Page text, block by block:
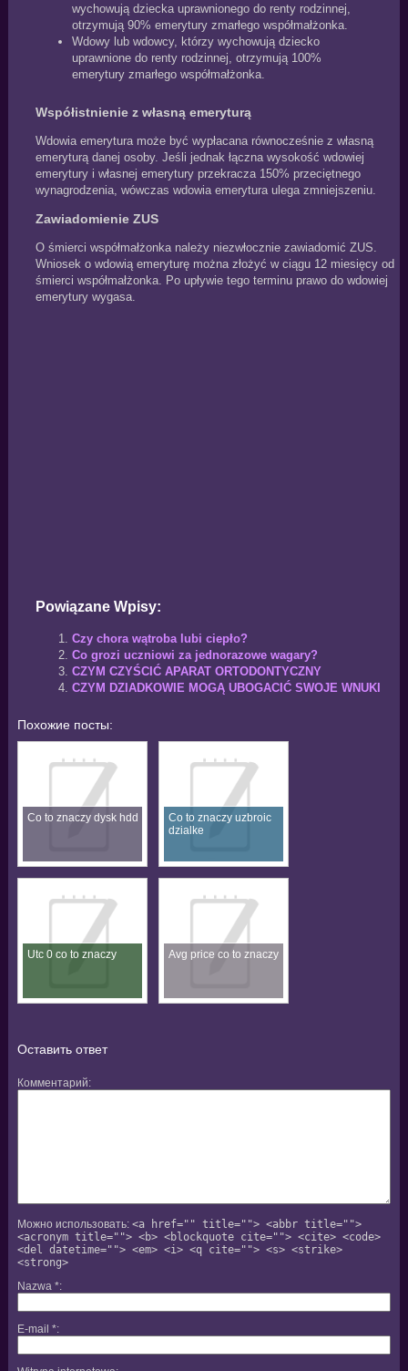
wychowują dziecka uprawnionego do renty rodzinnej,
otrzymują 90% emerytury zmarłego współmałżonka.
Wdowy lub wdowcy, którzy wychowują dziecko
uprawnione do renty rodzinnej, otrzymują 100%
emerytury zmarłego współmałżonka.
Współistnienie z własną emeryturą
Wdowia emerytura może być wypłacana równocześnie z własną
emeryturą danej osoby. Jeśli jednak łączna wysokość wdowiej
emerytury i własnej emerytury przekracza 150% przeciętnego
wynagrodzenia, wówczas wdowia emerytura ulega zmniejszeniu.
Zawiadomienie ZUS
O śmierci współmałżonka należy niezwłocznie zawiadomić ZUS.
Wniosek o wdowią emeryturę można złożyć w ciągu 12 miesięcy od
śmierci współmałżonka. Po upływie tego terminu prawo do wdowiej
emerytury wygasa.
Powiązane Wpisy:
Czy chora wątroba lubi ciepło?
Co grozi uczniowi za jednorazowe wagary?
CZYM CZYŚCIĆ APARAT ORTODONTYCZNY
CZYM DZIADKOWIE MOGĄ UBOGACIĆ SWOJE WNUKI
Похожие посты:
Co to znaczy dysk hdd
Co to znaczy uzbroic
dzialke
Utc 0 co to znaczy Avg price co to znaczy
Оставить ответ
Комментарий
Можно использовать: <a href="" title=""> <abbr title="">
<acronym title=""> <b> <blockquote cite=""> <cite> <code>
<del datetime=""> <em> <i> <q cite=""> <s> <strike>
<strong>
Nazwa *
E-mail *